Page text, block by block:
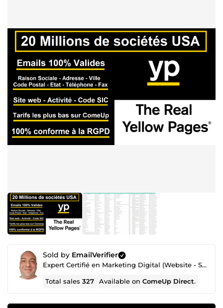
Sold by EmailVerifier
Expert Certifié en Marketing Digital (Website - SEO - Netlinking - Création de Traffic - Emailing)
Total sales327 Available onComeUp Direct.